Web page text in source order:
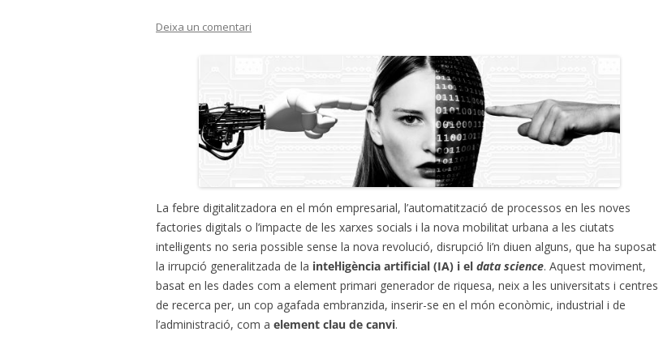
Deixa un comentari
La febre digitalitzadora en el món empresarial, l’automatització de processos en les noves
factories digitals o l’impacte de les xarxes socials i la nova mobilitat urbana a les ciutats
intel·ligents no seria possible sense la nova revolució, disrupció li’n diuen alguns, que ha suposat
la irrupció generalitzada de la intel·ligència artificial (IA) i el data science. Aquest moviment,
basat en les dades com a element primari generador de riquesa, neix a les universitats i centres
de recerca per, un cop agafada embranzida, inserir-se en el món econòmic, industrial i de
l’administració, com a element clau de canvi.